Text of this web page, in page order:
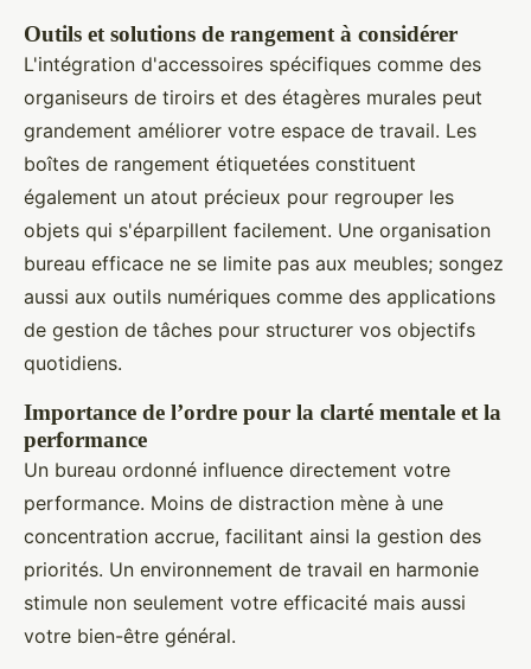
Outils et solutions de rangement à considérer
L'intégration d'accessoires spécifiques comme des
organiseurs de tiroirs et des étagères murales peut
grandement améliorer votre espace de travail. Les
boîtes de rangement étiquetées constituent
également un atout précieux pour regrouper les
objets qui s'éparpillent facilement. Une organisation
bureau efficace ne se limite pas aux meubles; songez
aussi aux outils numériques comme des applications
de gestion de tâches pour structurer vos objectifs
quotidiens.
Importance de l’ordre pour la clarté mentale et la
performance
Un bureau ordonné influence directement votre
performance. Moins de distraction mène à une
concentration accrue, facilitant ainsi la gestion des
priorités. Un environnement de travail en harmonie
stimule non seulement votre efficacité mais aussi
votre bien-être général.